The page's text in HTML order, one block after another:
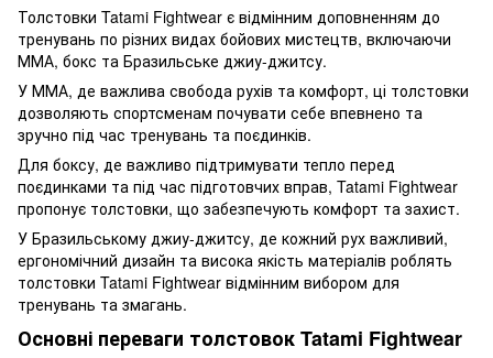
Толстовки Tatami Fightwear є відмінним доповненням до
тренувань по різних видах бойових мистецтв, включаючи
ММА, бокс та Бразильське джиу-джитсу.
У ММА, де важлива свобода рухів та комфорт, ці толстовки
дозволяють спортсменам почувати себе впевнено та
зручно під час тренувань та поєдинків.
Для боксу, де важливо підтримувати тепло перед
поєдинками та під час підготовчих вправ, Tatami Fightwear
пропонує толстовки, що забезпечують комфорт та захист.
У Бразильському джиу-джитсу, де кожний рух важливий,
ергономічний дизайн та висока якість матеріалів роблять
толстовки Tatami Fightwear відмінним вибором для
тренувань та змагань.
Основні переваги толстовок Tatami Fightwear